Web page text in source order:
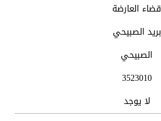
قضاء العارضة
بريد الصبيحي
الصبيحي
3523010
لا يوجد